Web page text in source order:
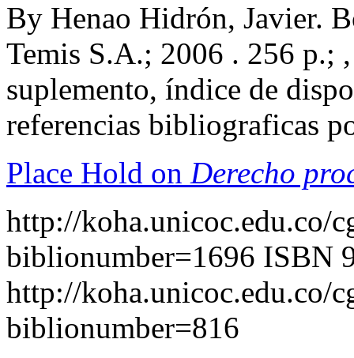
By Henao Hidrón, Javier.
Temis S.A.; 2006 . 256 p.;
suplemento, índice de
referencias bibliograficas
Place Hold on Derecho
http://koha.unicoc.edu.co/
biblionumber=1696 ISBN
http://koha.unicoc.edu.co/
biblionumber=816